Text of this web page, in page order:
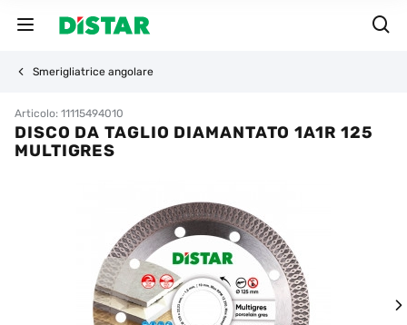
Smerigliatrice angolare
Articolo: 11115494010
DISCO DA TAGLIO DIAMANTATO 1A1R 125
MULTIGRES